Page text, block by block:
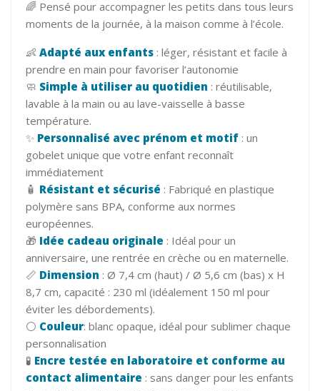
🌈 Pensé pour accompagner les petits dans tous leurs
moments de la journée, à la maison comme à l’école.
👶 Adapté aux enfants : léger, résistant et facile à
prendre en main pour favoriser l’autonomie
🧼 Simple à utiliser au quotidien : réutilisable,
lavable à la main ou au lave-vaisselle à basse
température.
✨ Personnalisé avec prénom et motif : un
gobelet unique que votre enfant reconnaît
immédiatement
🧴 Résistant et sécurisé : Fabriqué en plastique
polymère sans BPA, conforme aux normes
européennes.
🎁 Idée cadeau originale : Idéal pour un
anniversaire, une rentrée en crèche ou en maternelle.
📏 Dimension : Ø 7,4 cm (haut) / Ø 5,6 cm (bas) x H
8,7 cm, capacité : 230 ml (idéalement 150 ml pour
éviter les débordements).
⚪ Couleur: blanc opaque, idéal pour sublimer chaque
personnalisation
🧪 Encre testée en laboratoire et conforme au
contact alimentaire : sans danger pour les enfants